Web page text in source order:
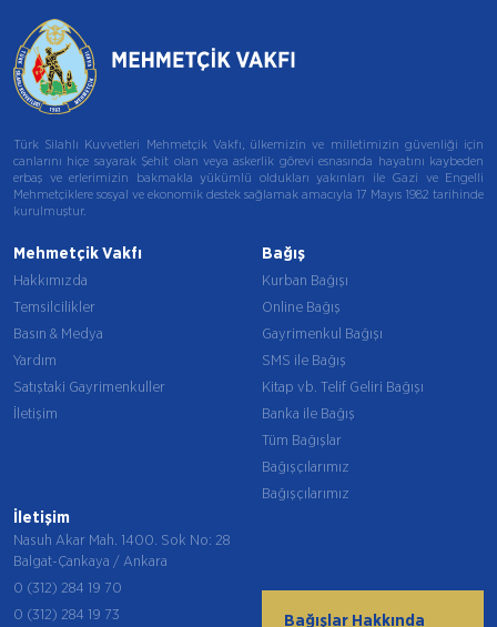
Türk Silahlı Kuvvetleri Mehmetçik Vakfı, ülkemizin ve milletimizin güvenliği için
canlarını hiçe sayarak Şehit olan veya askerlik görevi esnasında hayatını kaybeden
erbaş ve erlerimizin bakmakla yükümlü oldukları yakınları ile Gazi ve Engelli
Mehmetçiklere sosyal ve ekonomik destek sağlamak amacıyla 17 Mayıs 1982 tarihinde
kurulmuştur.
Mehmetçik Vakfı
Hakkımızda
Temsilcilikler
Basın & Medya
Yardım
Satıştaki Gayrimenkuller
İletişim
Bağış
Kurban Bağışı
Online Bağış
Gayrimenkul Bağışı
SMS ile Bağış
Kitap vb. Telif Geliri Bağışı
Banka ile Bağış
Tüm Bağışlar
Bağışçılarımız
Bağışçılarımız
İletişim
Nasuh Akar Mah. 1400. Sok No: 28
Balgat-Çankaya / Ankara
0 (312) 284 19 70
0 (312) 284 19 73
Bağışlar Hakkında